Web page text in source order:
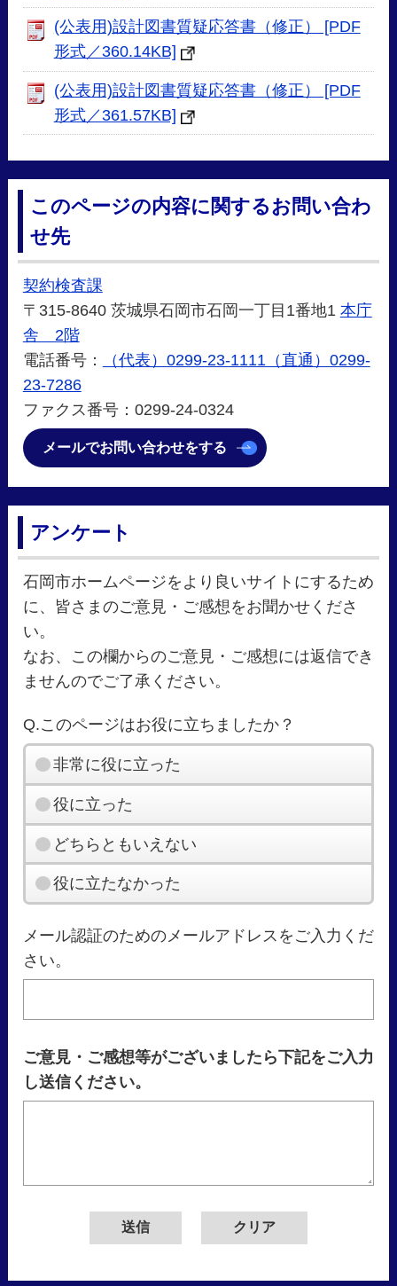
(公表用)設計図書質疑応答書（修正） [PDF
形式／360.14KB]
(公表用)設計図書質疑応答書（修正） [PDF
形式／361.57KB]
このページの内容に関するお問い合わ
せ先
契約検査課
〒315-8640 茨城県石岡市石岡一丁目1番地1 本庁
舎 2階
電話番号：
（代表）0299-23-1111（直通）0299-
23-7286
ファクス番号：0299-24-0324
メールでお問い合わせをする
アンケート
石岡市ホームページをより良いサイトにするため
に、皆さまのご意見・ご感想をお聞かせくださ
い。
なお、この欄からのご意見・ご感想には返信でき
ませんのでご了承ください。
Q.このページはお役に立ちましたか？
非常に役に立った
役に立った
どちらともいえない
役に立たなかった
メール認証のためのメールアドレスをご入力くだ
さい。
ご意見・ご感想等がございましたら下記をご入力
し送信ください。